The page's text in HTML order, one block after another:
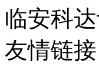
临安科
友情链接